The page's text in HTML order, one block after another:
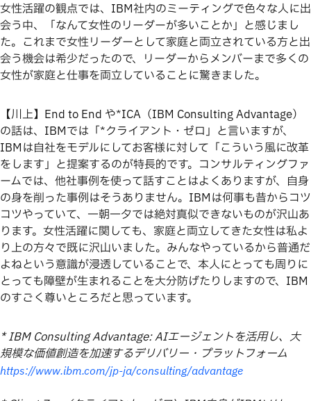
女性活躍の観点では、IBM社内のミーティングで色々な人に出
会う中、「なんて女性のリーダーが多いことか」と感じまし
た。これまで女性リーダーとして家庭と両立されている方と出
会う機会は希少だったので、リーダーからメンバーまで多くの
女性が家庭と仕事を両立していることに驚きました。
【川上】End to End や*ICA（IBM Consulting Advantage）
の話は、IBMでは「*クライアント・ゼロ」と言いますが、
IBMは自社をモデルにしてお客様に対して「こういう風に改革
をします」と提案するのが特長的です。コンサルティングファ
ームでは、他社事例を使って話すことはよくありますが、自身
の身を削った事例はそうありません。IBMは何事も昔からコツ
コツやっていて、一朝一夕では絶対真似できないものが沢山あ
ります。女性活躍に関しても、家庭と両立してきた女性は私よ
り上の方々で既に沢山いました。みんなやっているから普通だ
よねという意識が浸透していることで、本人にとっても周りに
とっても障壁が生まれることを大分防げたりしますので、IBM
のすごく尊いところだと思っています。
* IBM Consulting Advantage: AIエージェントを活用し、大
規模な価値創造を加速するデリバリー・プラットフォーム
https://www.ibm.com/jp-ja/consulting/advantage